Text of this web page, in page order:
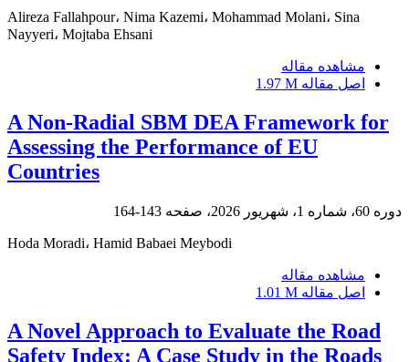
Alireza Fallahpour، Nima Kazemi، Mohammad Molani، Sina
Nayyeri، Mojtaba Ehsani
مشاهده مقاله
اصل مقاله 1.97 M
A Non-Radial SBM DEA Framework for
Assessing the Performance of EU
Countries
دوره 60، شماره 1، شهریور 2026، صفحه 143-164
Hoda Moradi، Hamid Babaei Meybodi
مشاهده مقاله
اصل مقاله 1.01 M
A Novel Approach to Evaluate the Road
Safety Index: A Case Study in the Roads